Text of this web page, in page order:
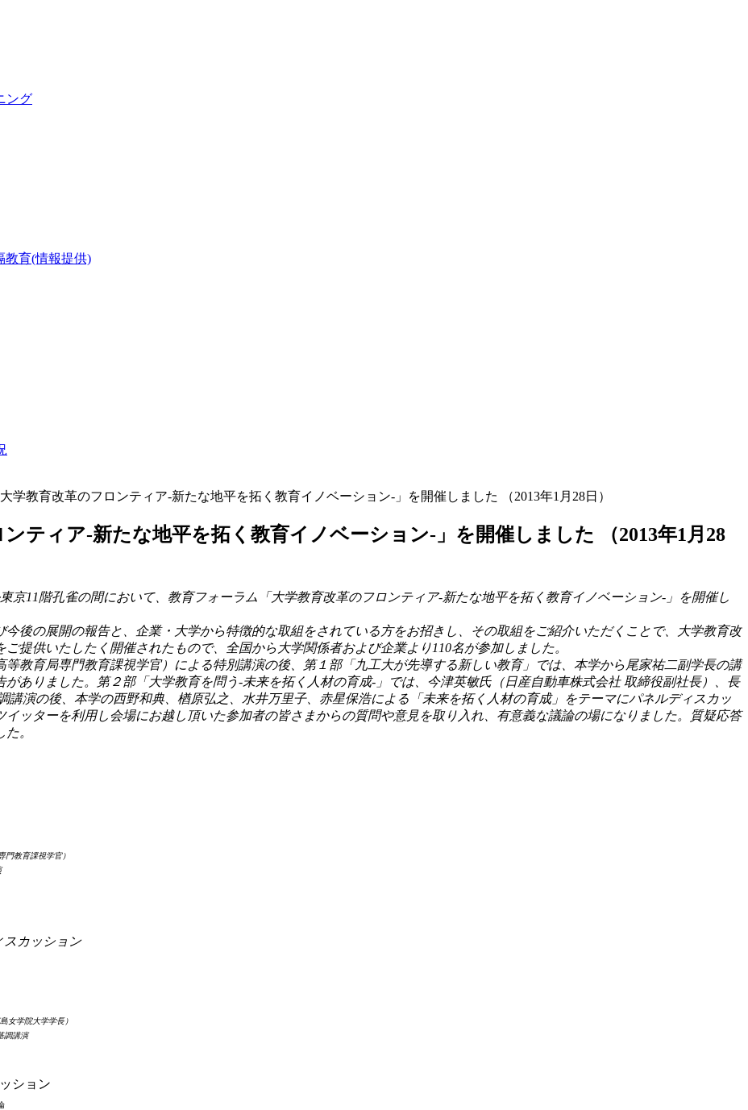
ング
教育(情報提供)
学教育改革のフロンティア‐新たな地平を拓く教育イノベーション‐」を開催しました （2013年1月28日）
ティア‐新たな地平を拓く教育イノベーション‐」を開催しました （2013年1月28
11階孔雀の間において、教育フォーラム「大学教育改革のフロンティア‐新たな地平を拓く教育イノベーション‐」を開催し
後の展開の報告と、企業・大学から特徴的な取組をされている方をお招きし、その取組をご紹介いただくことで、大学教育改
提供いたしたく開催されたもので、全国から大学関係者および企業より110名が参加しました。
教育局専門教育課視学官）による特別講演の後、第１部「九工大が先導する新しい教育」では、本学から尾家祐二副学長の講
ありました。第２部「大学教育を問う‐未来を拓く人材の育成‐」では、今津英敏氏（日産自動車株式会社 取締役副社長）、長
講演の後、本学の西野和典、楢原弘之、水井万里子、赤星保浩による「未来を拓く人材の育成」をテーマにパネルディスカッ
ッターを利用し会場にお越し頂いた参加者の皆さまからの質問や意見を取り入れ、有意義な議論の場になりました。質疑応答
。
門教育課視学官）
女学院大学学長）
調講演